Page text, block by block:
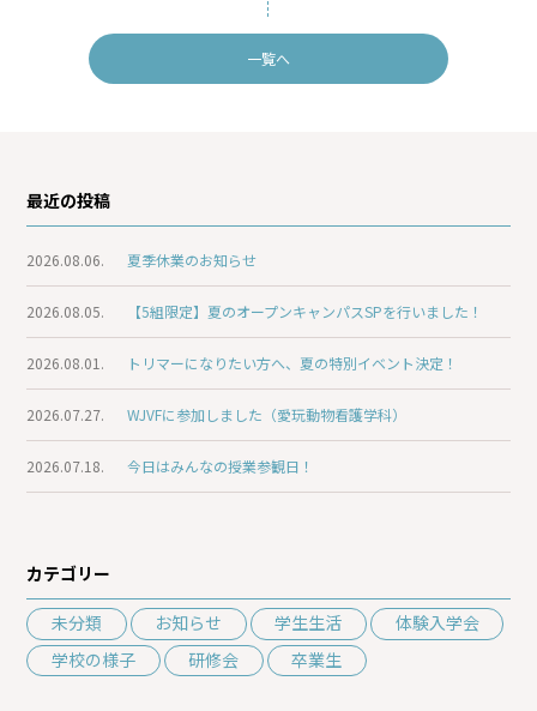
一覧へ
最近の投稿
2026.08.06. 夏季休業のお知らせ
2026.08.05. 【5組限定】夏のオープンキャンパスSPを行いました！
2026.08.01. トリマーになりたい方へ、夏の特別イベント決定！
2026.07.27. WJVFに参加しました（愛玩動物看護学科）
2026.07.18. 今日はみんなの授業参観日！
カテゴリー
未分類 お知らせ 学生生活
体験入学会
学校の様子
研修会 卒業生